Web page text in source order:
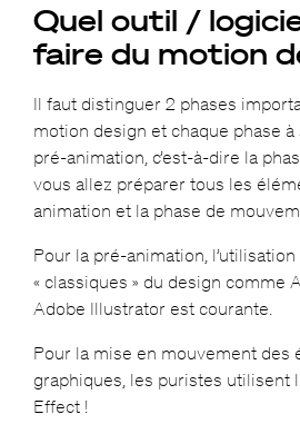
Quel outil /
faire du motion
Il faut distinguer 2 phases
motion design et chaque phase
pré-animation, c’est-à-dire la
vous allez préparer tous les
animation et la phase de
Pour la pré-animation,
« classiques » du design comme
Adobe Illustrator est courante.
Pour la mise en mouvement des
graphiques, les puristes utilisent
Effect !